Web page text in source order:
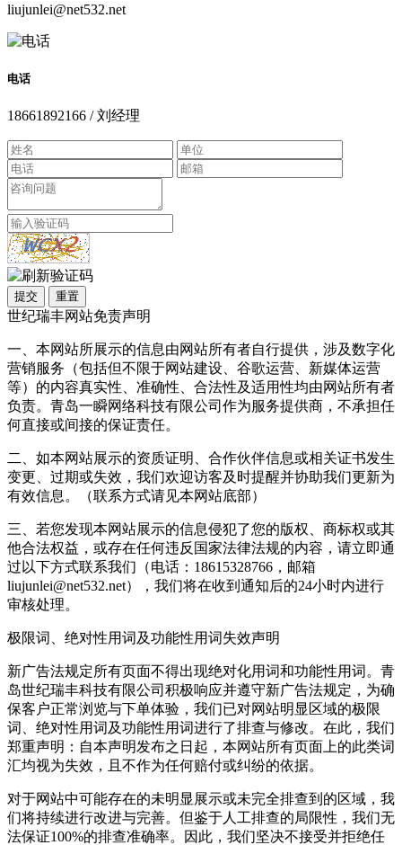
liujunlei@net532.net
电话
18661892166 / 刘经理
提交 重置
世纪瑞丰网站免责声明
一、本网站所展示的信息由网站所有者自行提供，涉及数字化
营销服务（包括但不限于网站建设、谷歌运营、新媒体运营
等）的内容真实性、准确性、合法性及适用性均由网站所有者
负责。青岛一瞬网络科技有限公司作为服务提供商，不承担任
何直接或间接的保证责任。
二、如本网站展示的资质证明、合作伙伴信息或相关证书发生
变更、过期或失效，我们欢迎访客及时提醒并协助我们更新为
有效信息。（联系方式请见本网站底部）
三、若您发现本网站展示的信息侵犯了您的版权、商标权或其
他合法权益，或存在任何违反国家法律法规的内容，请立即通
过以下方式联系我们（电话：18615328766，邮箱
liujunlei@net532.net），我们将在收到通知后的24小时内进行
审核处理。
极限词、绝对性用词及功能性用词失效声明
新广告法规定所有页面不得出现绝对化用词和功能性用词。青
岛世纪瑞丰科技有限公司积极响应并遵守新广告法规定，为确
保客户正常浏览与下单体验，我们已对网站明显区域的极限
词、绝对性用词及功能性用词进行了排查与修改。在此，我们
郑重声明：自本声明发布之日起，本网站所有页面上的此类词
汇均视为失效，且不作为任何赔付或纠纷的依据。
对于网站中可能存在的未明显展示或未完全排查到的区域，我
们将持续进行改进与完善。但鉴于人工排查的局限性，我们无
法保证100%的排查准确率。因此，我们坚决不接受并拒绝任